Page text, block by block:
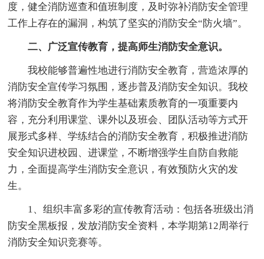
度，健全消防巡查和值班制度，及时弥补消防安全管理
工作上存在的漏洞，构筑了坚实的消防安全“防火墙”。
二、广泛宣传教育，提高师生消防安全意识。
我校能够普遍性地进行消防安全教育，营造浓厚的
消防安全宣传学习氛围，逐步普及消防安全知识。我校
将消防安全教育作为学生基础素质教育的一项重要内
容，充分利用课堂、课外以及班会、团队活动等方式开
展形式多样、学练结合的消防安全教育，积极推进消防
安全知识进校园、进课堂，不断增强学生自防自救能
力，全面提高学生消防安全意识，有效预防火灾的发
生。
1、组织丰富多彩的宣传教育活动：包括各班级出消
防安全黑板报，发放消防安全资料，本学期第12周举行
消防安全知识竞赛等。